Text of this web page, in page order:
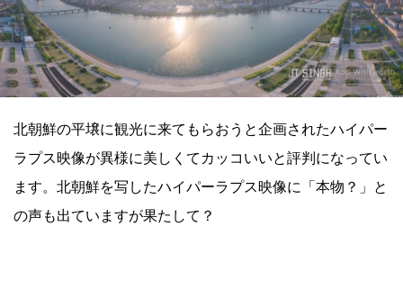
北朝鮮の平壌に観光に来てもらおうと企画されたハイパー
ラプス映像が異様に美しくてカッコいいと評判になってい
ます。北朝鮮を写したハイパーラプス映像に「本物？」と
の声も出ていますが果たして？